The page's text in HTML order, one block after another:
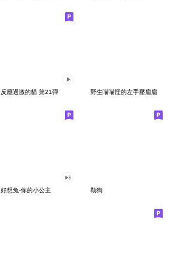
反應過激的貓 第21彈 野生喵喵怪的左手壓扁扁
好想兔-你的小公主 勒狗